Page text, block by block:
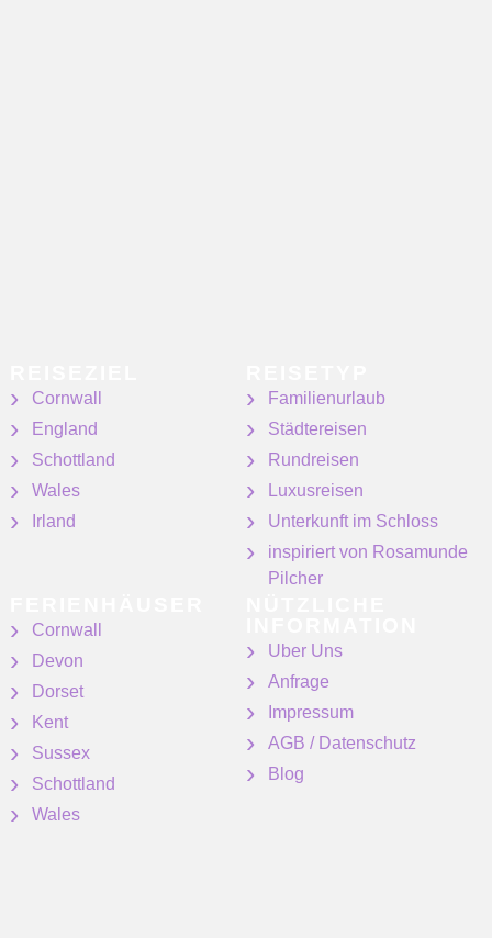
Cornwall
England
Schottland
Wales
Irland
Familienurlaub
Städtereisen
Rundreisen
Luxusreisen
Unterkunft im Schloss
inspiriert von Rosamunde
Pilcher
Cornwall
Devon
Dorset
Kent
Sussex
Schottland
Wales
Uber Uns
Anfrage
Impressum
AGB / Datenschutz
Blog